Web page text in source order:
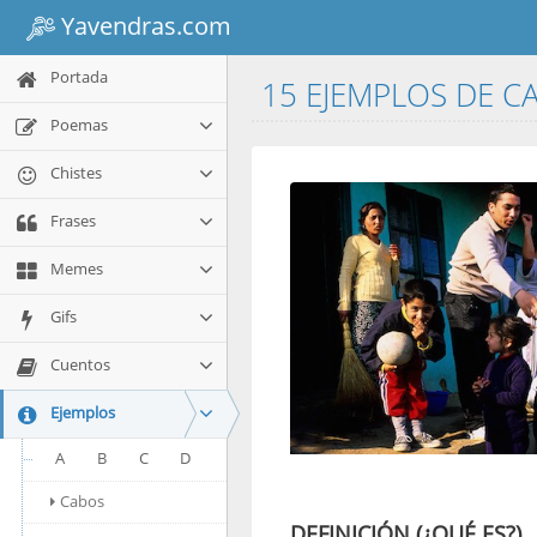
Yavendras.com
Portada
Poemas
Chistes
Frases
Memes
Gifs
Cuentos
Ejemplos
A B C
D
Cabos
15 EJEMPLOS DE